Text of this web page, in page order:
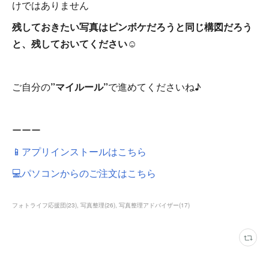
けではありません
残しておきたい写真はピンボケだろうと同じ構図だろう
と、残しておいてください☺
ご自分の”マイルール”で進めてくださいね♪
ーーー
📱アプリインストールはこちら
💻パソコンからのご注文はこちら
フォトライフ応援団(23) 写真整理(26) 写真整理アドバイザー(17)